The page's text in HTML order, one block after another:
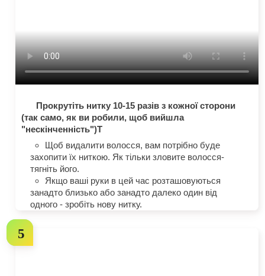
Прокрутіть нитку 10-15 разів з кожної сторони
(так само, як ви робили, щоб вийшла
"нескінченність")T
Щоб видалити волосся, вам потрібно буде
захопити їх ниткою. Як тільки зловите волосся-
тягніть його.
Якщо ваші руки в цей час розташовуються
занадто близько або занадто далеко один від
одного - зробіть нову нитку.